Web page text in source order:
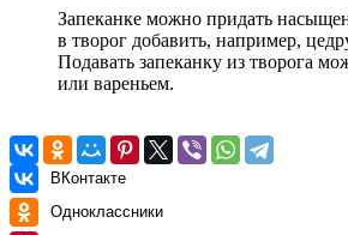
Запеканке можно придать
в творог добавить, например,
Подавать запеканку из творога
или вареньем.
ВКонтакте
Одноклассники